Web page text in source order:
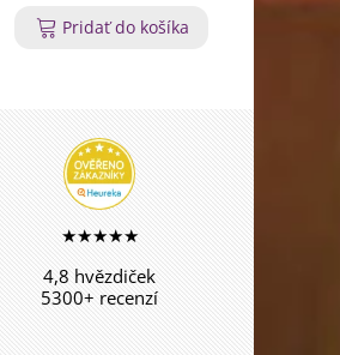
Pridať do košíka
★★★★★
4,8 hvězdiček
5300+ recenzí